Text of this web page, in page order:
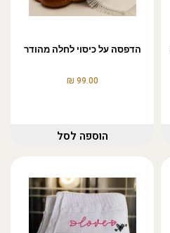
הדפסה על כיסוי לחלה מהודר
99.00
₪
הוספה לסל